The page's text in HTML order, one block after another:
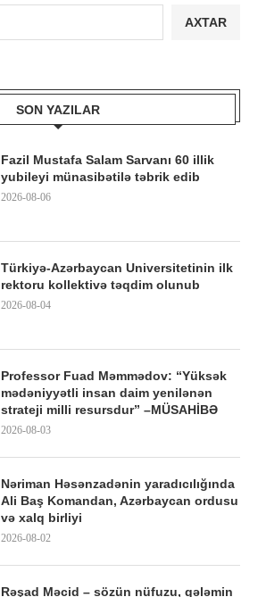
AXTAR
SON YAZILAR
Fazil Mustafa Salam Sarvanı 60 illik
yubileyi münasibətilə təbrik edib
2026-08-06
Türkiyə-Azərbaycan Universitetinin ilk
rektoru kollektivə təqdim olunub
2026-08-04
Professor Fuad Məmmədov: “Yüksək
mədəniyyətli insan daim yenilənən
strateji milli resursdur” –MÜSAHİBƏ
2026-08-03
Nəriman Həsənzadənin yaradıcılığında
Ali Baş Komandan, Azərbaycan ordusu
və xalq birliyi
2026-08-02
Rəşad Məcid – sözün nüfuzu, qələmin